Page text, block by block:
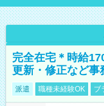
完全在宅＊時給
更新・修正など事
派遣 職種未経験OK ブ